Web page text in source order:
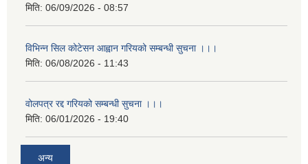
मिति: 06/09/2026 - 08:57
विभिन्न सिल कोटेसन आह्वान गरियको सम्बन्धी सुचना ।।।
मिति: 06/08/2026 - 11:43
वोलपत्र रद्द गरियको सम्बन्धी सुचना ।।।
मिति: 06/01/2026 - 19:40
अन्य